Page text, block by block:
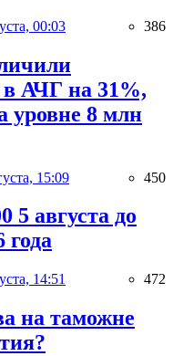
00:03 386
АЧГ на 31%,
уровне 8 млн
15:09 450
5 августа до
года
14:51 472
на таможне